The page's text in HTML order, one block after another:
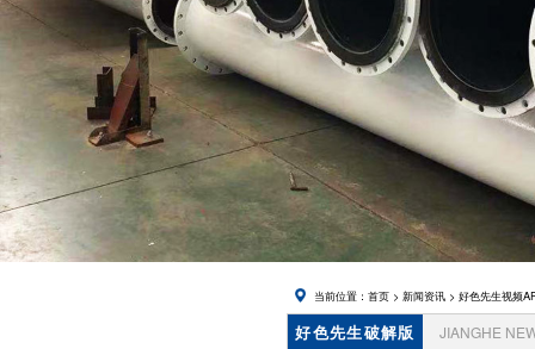
好色先生
视频APP
在线下载,
锅炉风帽
当前位置： 首页> 新闻资讯> 好色先生视频
好色先生破解版
JIANGHE